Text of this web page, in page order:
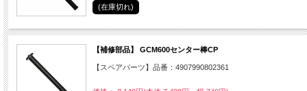
(在庫切れ)
【補修部品】 GCM600センター棒CP
【スペアパーツ】品番：4907990802361